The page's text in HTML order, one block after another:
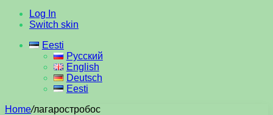
Log In
Switch skin
Eesti
Русский
English
Deutsch
Eesti
Home/лагаростробос